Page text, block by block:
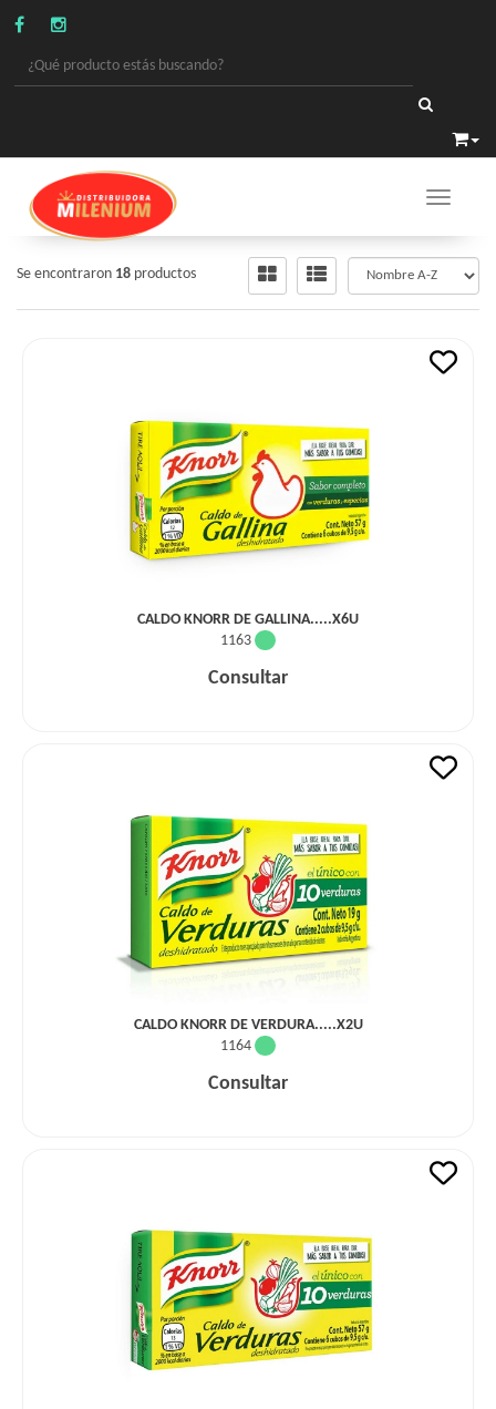
Toggle
ALIMENTOS
CALDOS/SABORIZADOR
Se encontraron 18 productos
CALDO KNORR DE GALLINA.....X6U
1163
Consultar
CALDO KNORR DE VERDURA.....X2U
1164
Consultar